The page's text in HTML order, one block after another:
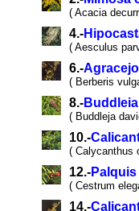
( Acacia
4.-
( Aesculus
6.-Agracejo
( Berberis
8.-Buddleia
( Buddleja
10.-
( Calycanthus
12.-Palquis
( Cestrum
14.-